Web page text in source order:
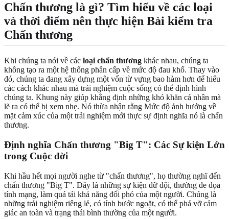
Chấn thương là gì? Tìm hiểu về các loại
và thời điểm nên thực hiện Bài kiểm tra
Chấn thương
Khi chúng ta nói về các loại chấn thương khác nhau, chúng ta
không tạo ra một hệ thống phân cấp về mức độ đau khổ. Thay vào
đó, chúng ta đang xây dựng một vốn từ vựng bao hàm hơn để hiểu
các cách khác nhau mà trải nghiệm cuộc sống có thể định hình
chúng ta. Khung này giúp khẳng định những khó khăn cá nhân mà
lẽ ra có thể bị xem nhẹ. Nó thừa nhận rằng Mức độ ảnh hưởng về
mặt cảm xúc của một trải nghiệm mới thực sự định nghĩa nó là chấn
thương.
Định nghĩa Chấn thương "Big T": Các Sự kiện Lớn
trong Cuộc đời
Khi hầu hết mọi người nghe từ "chấn thương", họ thường nghĩ đến
chấn thương "Big T". Đây là những sự kiện dữ dội, thường đe dọa
tính mạng, làm quá tải khả năng đối phó của một người. Chúng là
những trải nghiệm riêng lẻ, có tính bước ngoặt, có thể phá vỡ cảm
giác an toàn và trạng thái bình thường của một người.